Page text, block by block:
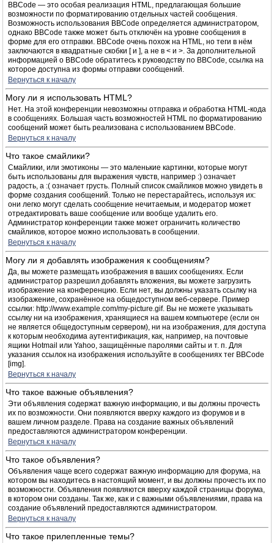
BBCode — это особая реализация HTML, предлагающая большие
возможности по форматированию отдельных частей сообщения.
Возможность использования BBCode определяется администратором,
однако BBCode также может быть отключён на уровне сообщения в
форме для его отправки. BBCode очень похож на HTML, но теги в нём
заключаются в квадратные скобки [ и ], а не в < и >. За дополнительной
информацией о BBCode обратитесь к руководству по BBCode, ссылка на
которое доступна из формы отправки сообщений.
Вернуться к началу
Могу ли я использовать HTML?
Нет. На этой конференции невозможны отправка и обработка HTML-кода
в сообщениях. Большая часть возможностей HTML по форматированию
сообщений может быть реализована с использованием BBCode.
Вернуться к началу
Что такое смайлики?
Смайлики, или эмотиконы — это маленькие картинки, которые могут
быть использованы для выражения чувств, например :) означает
радость, а :( означает грусть. Полный список смайликов можно увидеть в
форме создания сообщений. Только не перестарайтесь, используя их:
они легко могут сделать сообщение нечитаемым, и модератор может
отредактировать ваше сообщение или вообще удалить его.
Администратор конференции также может ограничить количество
смайликов, которое можно использовать в сообщении.
Вернуться к началу
Могу ли я добавлять изображения к сообщениям?
Да, вы можете размещать изображения в ваших сообщениях. Если
администратор разрешил добавлять вложения, вы можете загрузить
изображение на конференцию. Если нет, вы должны указать ссылку на
изображение, сохранённое на общедоступном веб-сервере. Пример
ссылки: http://www.example.com/my-picture.gif. Вы не можете указывать
ссылку ни на изображения, хранящиеся на вашем компьютере (если он
не является общедоступным сервером), ни на изображения, для доступа
к которым необходима аутентификация, как, например, на почтовые
ящики Hotmail или Yahoo, защищённые паролями сайты и т. п. Для
указания ссылок на изображения используйте в сообщениях тег BBCode
[img].
Вернуться к началу
Что такое важные объявления?
Эти объявления содержат важную информацию, и вы должны прочесть
их по возможности. Они появляются вверху каждого из форумов и в
вашем личном разделе. Права на создание важных объявлений
предоставляются администратором конференции.
Вернуться к началу
Что такое объявления?
Объявления чаще всего содержат важную информацию для форума, на
котором вы находитесь в настоящий момент, и вы должны прочесть их по
возможности. Объявления появляются вверху каждой страницы форума,
в котором они созданы. Так же, как и с важными объявлениями, права на
создание объявлений предоставляются администратором.
Вернуться к началу
Что такое прилепленные темы?